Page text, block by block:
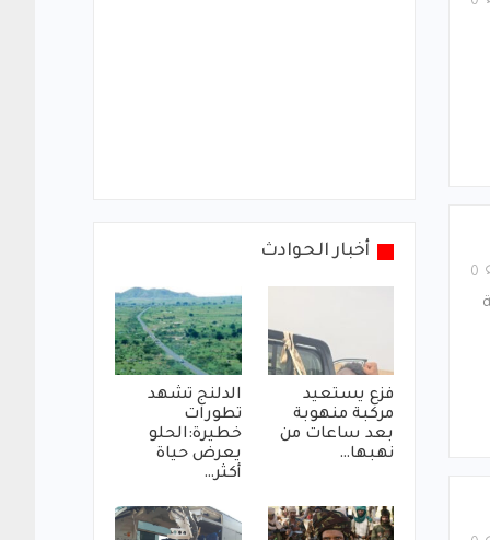
أخبار الحوادث
فزع يستعيد
مركبة منهوبة
بعد ساعات من
نهبها…
الدلنج تشهد
تطورات
خطيرة:الحلو
يعرض حياة
أكثر…